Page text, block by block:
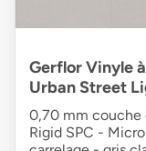
Gerflor Vinyle
Urban Street
0,70 mm couche
Rigid SPC -